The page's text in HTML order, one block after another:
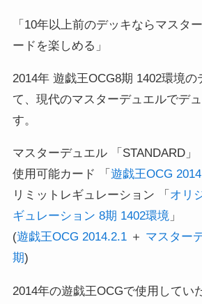
「10年以上前のデッキならマスタ
ードを楽しめる」
2014年 遊戯王OCG8期 1402環境の
て、現代のマスターデュエルでデ
す。
マスターデュエル 「STANDARD」
使用可能カード 「 遊戯王OCG
リミットレギュレーション 「 オリ
ギュレーション 8期 1402環境」
(遊戯王OCG 2014.2.1＋ マスター
期)
2014年の遊戯王OCGで使用してい